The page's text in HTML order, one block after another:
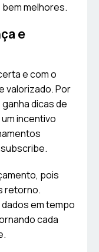
melhores.
e
e com o
valorizado. Por
dicas de
incentivo
pois
retorno.
em tempo
cada